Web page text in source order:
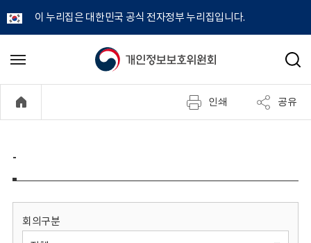
이 누리집은 대한민국 공식 전자정부 누리집입니다.
개
정
보
메
기
검
인쇄 공유
-
회의구분